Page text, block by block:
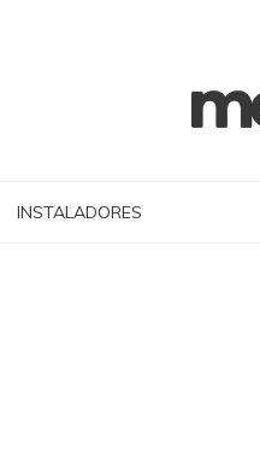
INSTALADORES